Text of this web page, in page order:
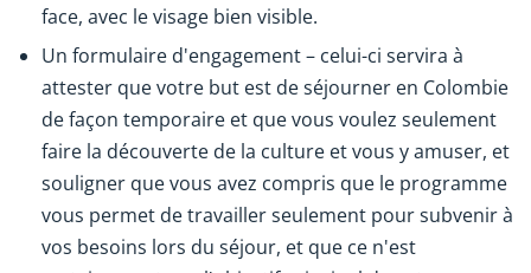
face, avec le visage bien visible.
Un formulaire d'engagement – celui-ci servira à
attester que votre but est de séjourner en Colombie
de façon temporaire et que vous voulez seulement
faire la découverte de la culture et vous y amuser, et
souligner que vous avez compris que le programme
vous permet de travailler seulement pour subvenir à
vos besoins lors du séjour, et que ce n'est